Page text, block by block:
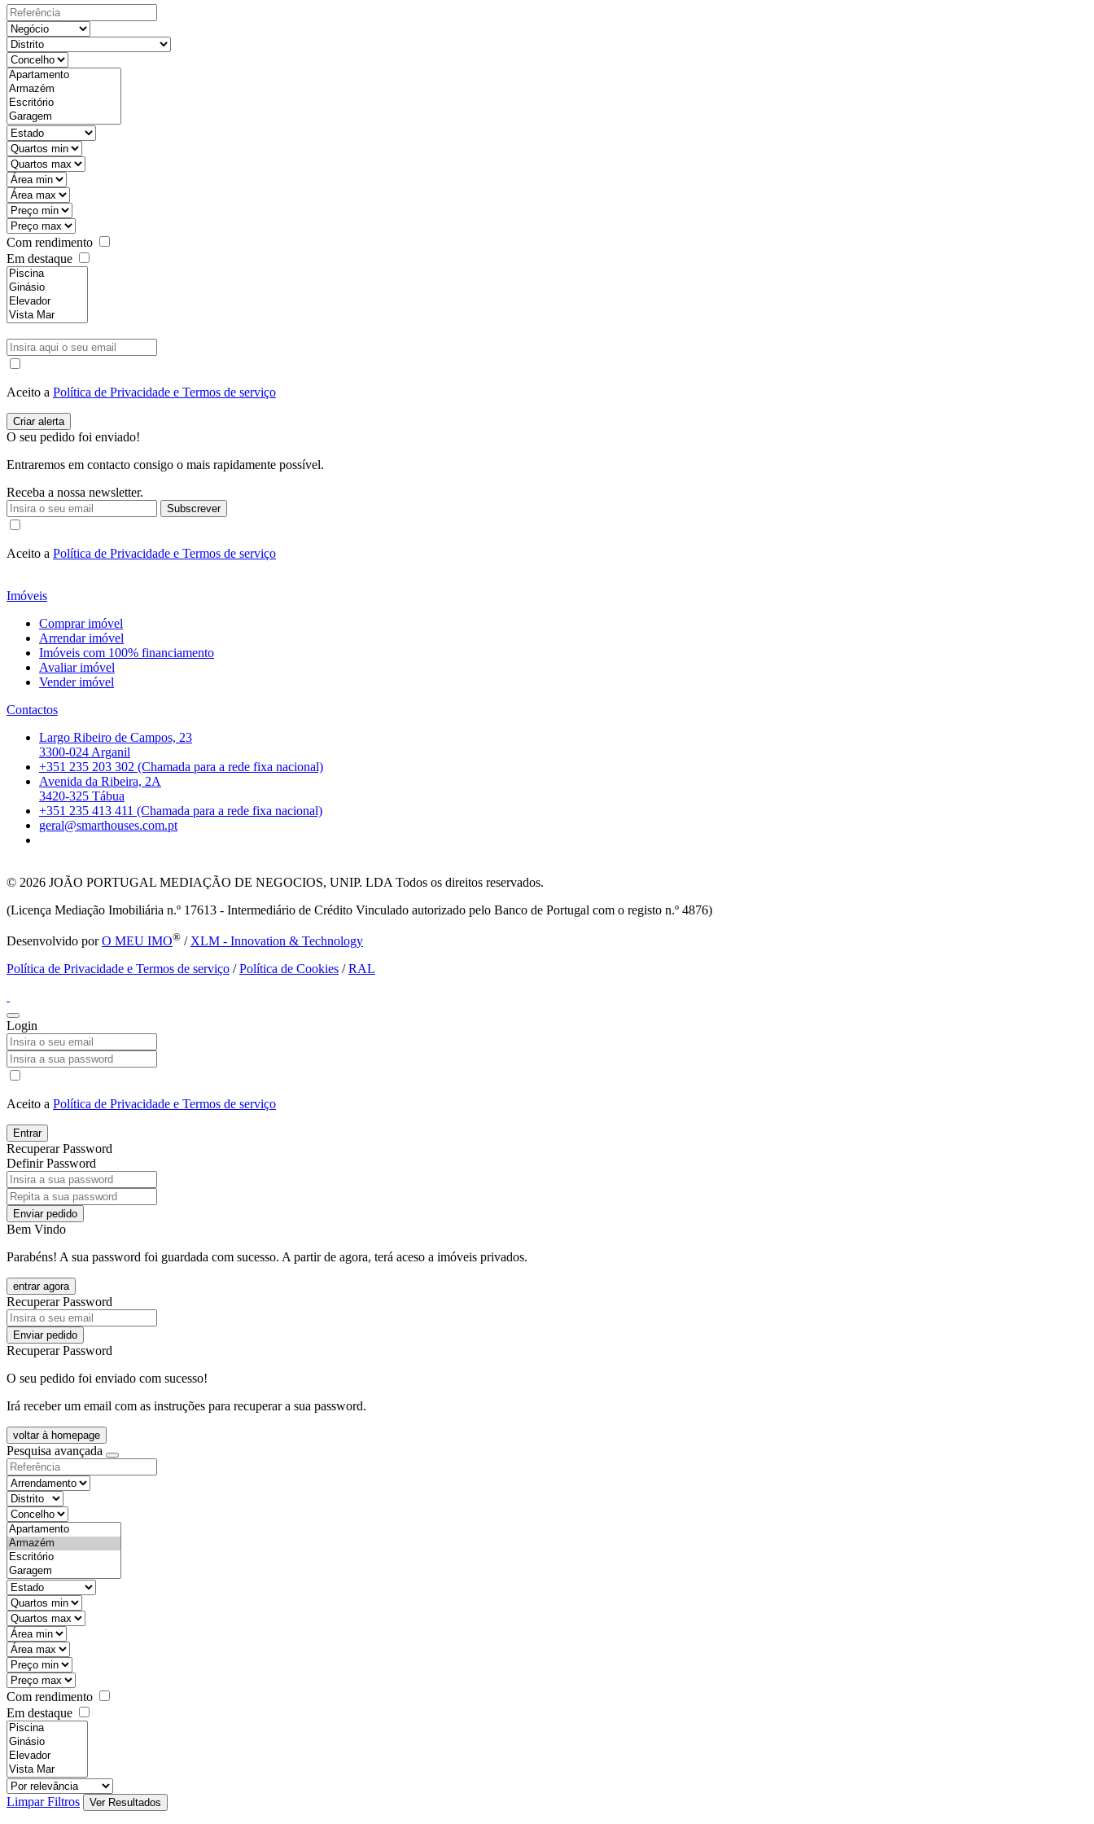
Com rendimento
Em destaque
Aceito a Política de Privacidade e Termos de serviço
O seu pedido foi enviado!
Entraremos em contacto consigo o mais rapidamente possível.
Receba a nossa newsletter.
Subscrever
Aceito a Política de Privacidade e Termos de serviço
Imóveis
Comprar imóvel
Arrendar imóvel
Imóveis com 100% financiamento
Avaliar imóvel
Vender imóvel
Contactos
Largo Ribeiro de Campos, 23
3300-024 Arganil
+351 235 203 302 (Chamada para a rede fixa nacional)
Avenida da Ribeira, 2A
3420-325 Tábua
+351 235 413 411 (Chamada para a rede fixa nacional)
geral@smarthouses.com.pt
© 2026 JOÃO PORTUGAL MEDIAÇÃO DE NEGOCIOS, UNIP. LDA Todos os direitos reservados.
(Licença Mediação Imobiliária n.º 17613 - Intermediário de Crédito Vinculado autorizado pelo Banco de Portugal com o registo n.º 4876)
Desenvolvido porO MEU IMO® / XLM - Innovation & Technology
Política de Privacidade e Termos de serviço /Política de Cookies /RAL
Login
Aceito a Política de Privacidade e Termos de serviço
Entrar
Recuperar Password
Definir Password
Enviar pedido
Bem Vindo
Parabéns! A sua password foi guardada com sucesso. A partir de agora, terá aceso a imóveis privados.
entrar agora
Recuperar Password
Enviar pedido
Recuperar Password
O seu pedido foi enviado com sucesso!
Irá receber um email com as instruções para recuperar a sua password.
voltar à homepage
Pesquisa avançada
Com rendimento
Em destaque
Limpar Filtros Ver Resultados